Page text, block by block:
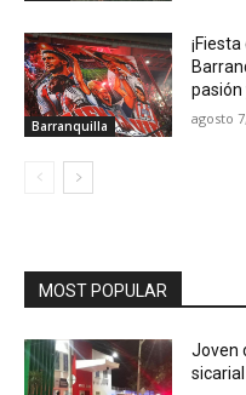
Barranquilla
pasión
agosto
MOST POPULAR
Joven